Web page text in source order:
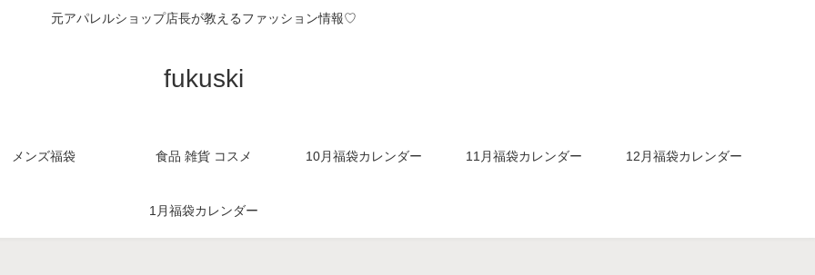
元アパレルショップ店長が教えるファッション情報♡
fukuski
メンズ福袋 食品 雑貨 コスメ 10月福袋カレンダー 11月福袋カレンダー 12月福袋カレンダー
1月福袋カレンダー